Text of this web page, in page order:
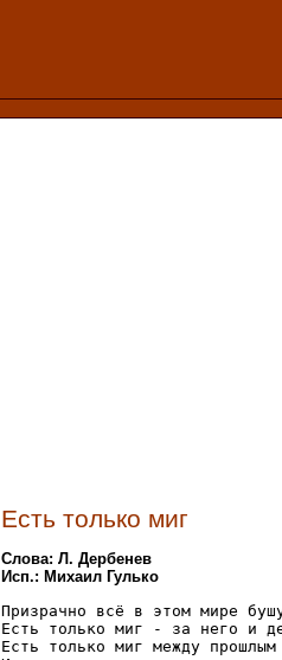
Есть только миг
Слова: Л. Дербенев
Исп.: Михаил Гулько
Призрачно всё в этом мире
Есть только миг - за него и
Есть только миг между